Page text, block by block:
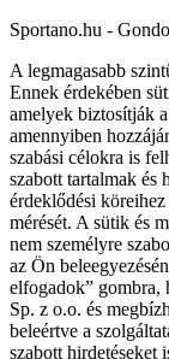
Sportano.hu -
A legmagasabb
Ennek érdekében
amelyek biztosítják
amennyiben
szabási célokra is
szabott tartalmak és
érdeklődési
mérését. A sütik és
nem személyre
az Ön
elfogadok”
Sp. z o.o. és
beleértve a
szabott hirdetéseket